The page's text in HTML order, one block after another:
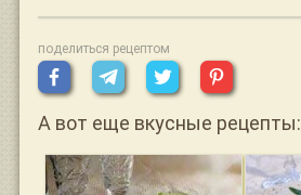
поделиться рецептом
А вот еще вкусные рецепты: